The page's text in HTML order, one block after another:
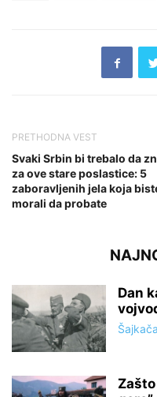
PRETHODNA VEST
Svaki Srbin bi trebalo da
za ove stare poslastice: 5
zaboravljenih jela koja
morali da probate
Dan
Šajkača